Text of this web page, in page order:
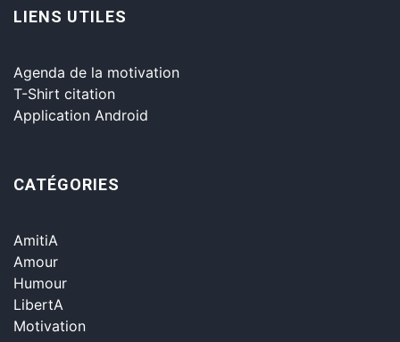
LIENS UTILES
Agenda de la motivation
T-Shirt citation
Application Android
CATÉGORIES
AmitiA
Amour
Humour
LibertA
Motivation